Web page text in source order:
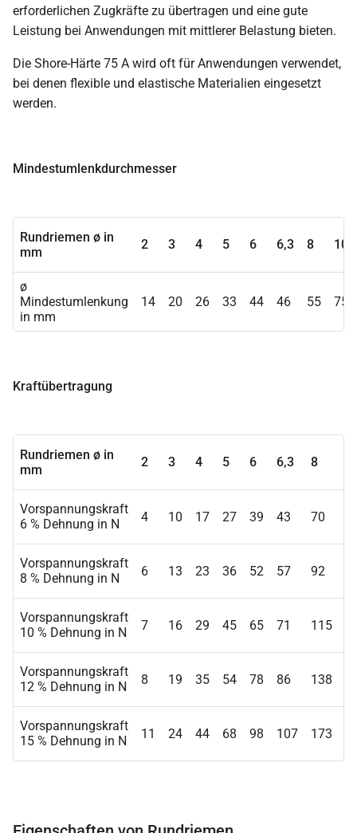
erforderlichen Zugkräfte zu übertragen und eine gute
Leistung bei Anwendungen mit mittlerer Belastung bieten.
Die Shore-Härte 75 A wird oft für Anwendungen verwendet,
bei denen flexible und elastische Materialien eingesetzt
werden.
Mindestumlenkdurchmesser
Rundriemen ø in
mm
2 3 4 5 6 6,3 8 10
ø
Mindestumlenkung
in mm
14 20 26 33 44 46 55 75
Kraftübertragung
Rundriemen ø in
mm
2 3 4 5 6 6,3 8
Vorspannungskraft
6 % Dehnung in N
4 10 17 27 39 43 70
Vorspannungskraft
8 % Dehnung in N
6 13 23 36 52 57 92
Vorspannungskraft
10 % Dehnung in N
7 16 29 45 65 71 115
Vorspannungskraft
12 % Dehnung in N
8 19 35 54 78 86 138
Vorspannungskraft
15 % Dehnung in N
11 24 44 68 98 107 173